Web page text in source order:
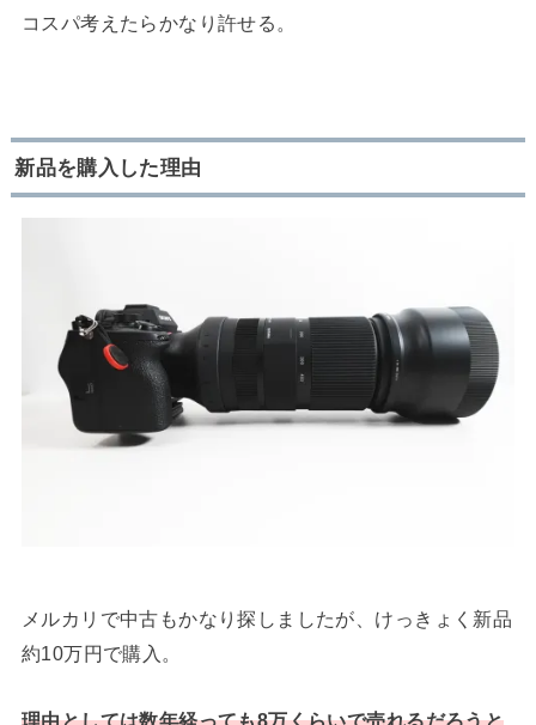
コスパ考えたらかなり許せる。
新品を購入した理由
メルカリで中古もかなり探しましたが、けっきょく新品
約10万円で購入。
理由としては数年経っても8万くらいで売れるだろうと